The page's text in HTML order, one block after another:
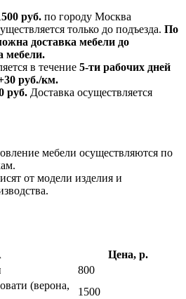
руб. по городу Москва
только до подъезда. По
доставка мебели до
мебели.
в течение 5-ти рабочих дней
руб./км.
руб. Доставка осуществляется
мебели осуществляются по
от модели изделия и
Цена, р.
800
(верона,
1500